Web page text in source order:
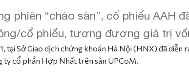
phiên “chào sàn”, cổ phiếu AAH
cổ phiếu, tương đương giá trị
tại Sở Giao dịch chứng khoán Hà Nội (HNX) đã
ty cổ phần Hợp Nhất trên sàn UPCoM.